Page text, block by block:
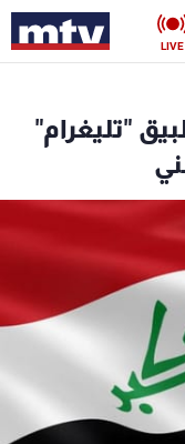
LIVE
"تليغرام"